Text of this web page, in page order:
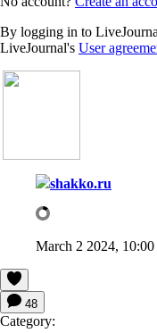
By logging in to
LiveJournal's User
shakko.ru
March 2 2024, 10:00
48
Category: